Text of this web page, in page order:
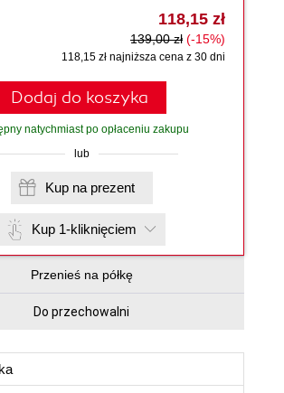
118,15 zł
139,00 zł (-15%)
118,15 zł najniższa cena z 30 dni
Dodaj do koszyka
natychmiast po opłaceniu zakupu
lub
Kup na prezent
Kup 1-kliknięciem
Przenieś na półkę
Do przechowalni